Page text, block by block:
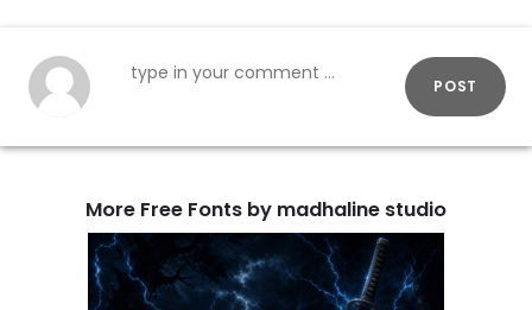
POST
More Free Fonts by madhaline studio